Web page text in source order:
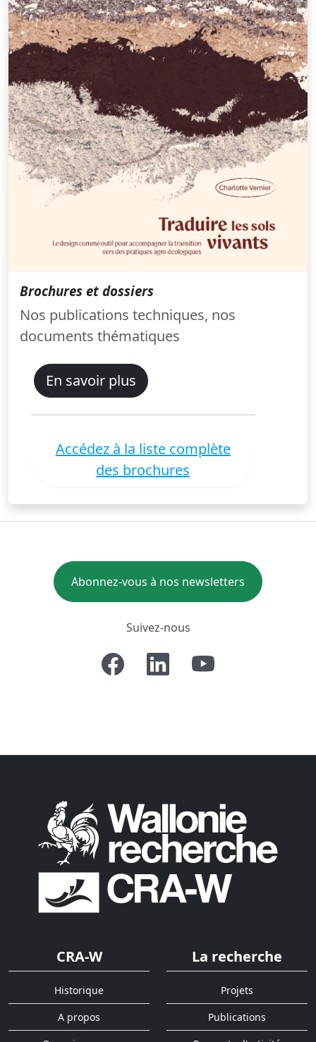
Brochures et dossiers
Nos publications techniques, nos
documents thématiques
En savoir plus
Accédez à la liste complète
des brochures
Abonnez-vous à nos newsletters
Suivez-nous
CRA-W
Historique
A propos
La recherche
Projets
Publications